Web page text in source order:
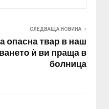
СЛЕДВАЩА НОВИНА
опасна твар в наш
ѝ ви праща в
болница